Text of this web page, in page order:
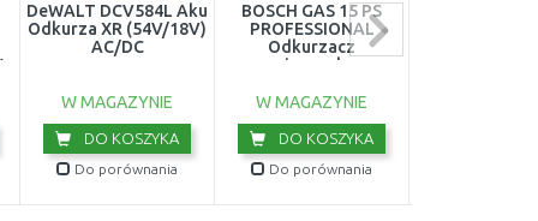
DeWALT DCV584L Aku
Odkurza XR (54V/18V)
AC/DC
W MAGAZYNIE
DO KOSZYKA
Do porównania
BOSCH GAS 15 PS
PROFESSIONAL
Odkurzacz
uniwersalny
W MAGAZYNIE
DO KOSZYKA
Do porównania